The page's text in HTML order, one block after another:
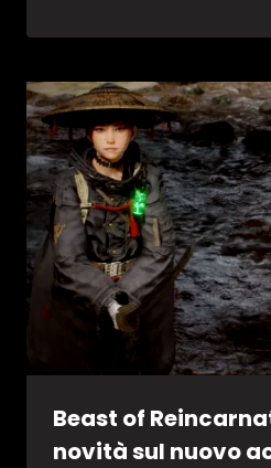
Beast of
novità sul nuovo